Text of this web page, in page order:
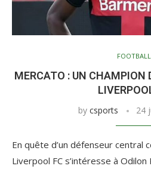
FOOTBALL
MERCATO : UN CHAMPION
by csports 24
En quête d’un défenseur central
Liverpool FC s’intéresse à